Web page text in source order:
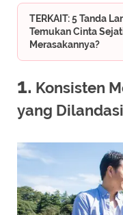
TERKAIT: 5 Tanda
Temukan Cinta
Merasakannya?
1. Konsisten
yang